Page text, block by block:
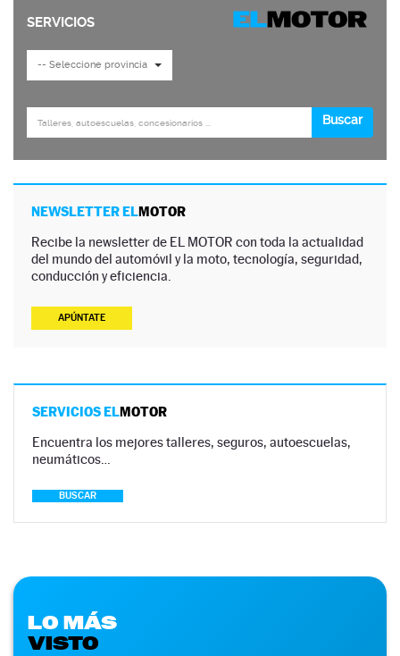
NEWSLETTER ELMOTOR
Recibe la newsletter de EL MOTOR con toda la actualidad
del mundo del automóvil y la moto, tecnología, seguridad,
conducción y eficiencia.
APÚNTATE
SERVICIOS ELMOTOR
Encuentra los mejores talleres, seguros, autoescuelas,
neumáticos…
BUSCAR
LO MÁS
VISTO